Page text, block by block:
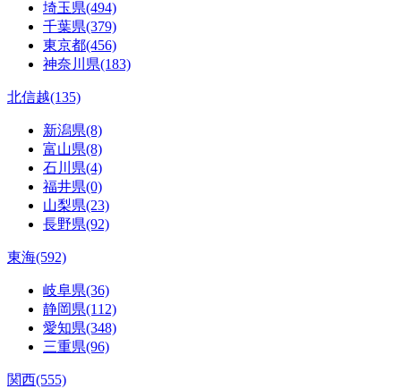
埼玉県(494)
千葉県(379)
東京都(456)
神奈川県(183)
北信越(135)
新潟県(8)
富山県(8)
石川県(4)
福井県(0)
山梨県(23)
長野県(92)
東海(592)
岐阜県(36)
静岡県(112)
愛知県(348)
三重県(96)
関西(555)